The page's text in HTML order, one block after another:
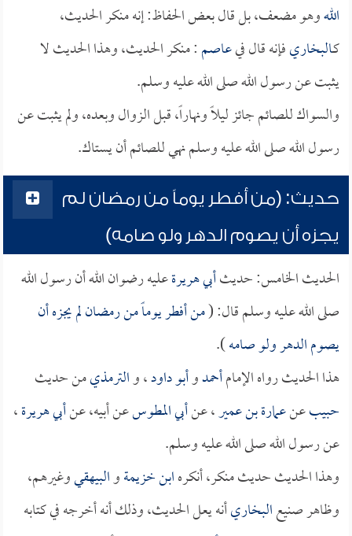
اللهوهو مضعف، بل قال بعض الحفاظ: إنه منكر الحديث،
كـالبخاريفإنه قال فيعاصم: منكر الحديث، وهذا الحديث لا
يثبت عن رسول الله صلى الله عليه وسلم.
والسواك للصائم جائز ليلاً ونهاراً، قبل الزوال وبعده، ولم يثبت عن
رسول الله صلى الله عليه وسلم نهي للصائم أن يستاك.
حديث: (من أفطر يوماً من رمضان لم
يجزه أن يصوم الدهر ولو صامه)
الحديث الخامس: حديثأبي هريرةعليه رضوان الله أن رسول الله
صلى الله عليه وسلم قال: (من أفطر يوماً من رمضان لم يجزه أن
يصوم الدهر ولو صامه).
هذا الحديث رواه الإمامأحمدوأبو داود، والترمذيمن حديث
حبيبعنعمارة بن عمير، عنأبي المطوسعن أبيه، عنأبي هريرة،
عن رسول الله صلى الله عليه وسلم.
وهذا الحديث حديث منكر، أنكرهابن خزيمةوالبيهقيوغيرهم،
وظاهر صنيعالبخاريأنه يعل الحديث، وذلك أنه أخرجه في كتابه